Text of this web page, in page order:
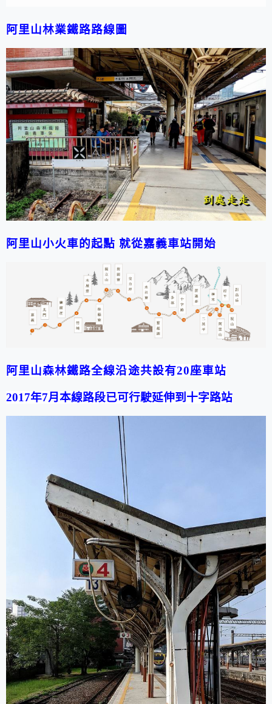
阿里山林業鐵路路線圖
阿里山小火車的起點 就從嘉義車站開始
阿里山森林鐵路全線沿途共設有20座車站
2017年7月本線路段已可行駛延伸到十字路站